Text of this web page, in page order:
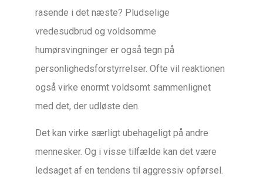
rasende i det næste? Pludselige
vredesudbrud og voldsomme
humørsvingninger er også tegn på
personlighedsforstyrrelser. Ofte vil reaktionen
også virke enormt voldsomt sammenlignet
med det, der udløste den.
Det kan virke særligt ubehageligt på andre
mennesker. Og i visse tilfælde kan det være
ledsaget af en tendens til aggressiv opførsel.